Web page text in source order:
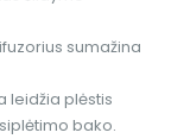
sumažina
leidžia plėstis
bako.